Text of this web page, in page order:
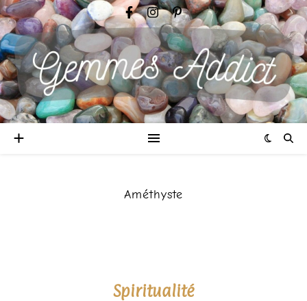
Améthyste
Spiritualité